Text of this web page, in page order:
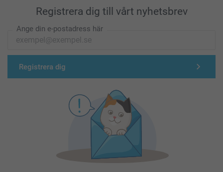
Registrera dig till vårt nyhetsbrev
Ange din e-postadress här
Registrera dig